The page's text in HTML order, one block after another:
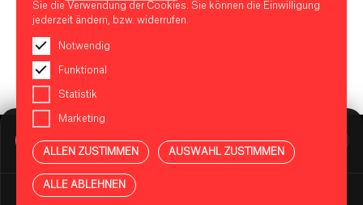
BIKINI BERLIN Assistent
Online
Sie die Verwendung der Cookies. Sie können die Einwilligung
jederzeit ändern, bzw. widerrufen.
Notwendig
Funktional
Statistik
Marketing
ALLEN ZUSTIMMEN AUSWAHL ZUSTIMMEN
ALLE ABLEHNEN
Presse